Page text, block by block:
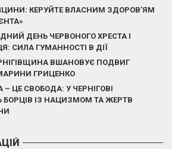
КЕРУЙТЕ ВЛАСНИМ ЗДОРОВ’ЯМ
ДЕНЬ ЧЕРВОНОГО ХРЕСТА І
СИЛА ГУМАННОСТІ В ДІЇ
ВШАНОВУЄ ПОДВИГ
ГРИЦЕНКО
ЦЕ СВОБОДА: У ЧЕРНІГОВІ
ІЗ НАЦИЗМОМ ТА ЖЕРТВ